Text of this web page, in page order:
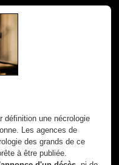
définition une nécrologie
Les agences de
des grands de ce
à être publiée.